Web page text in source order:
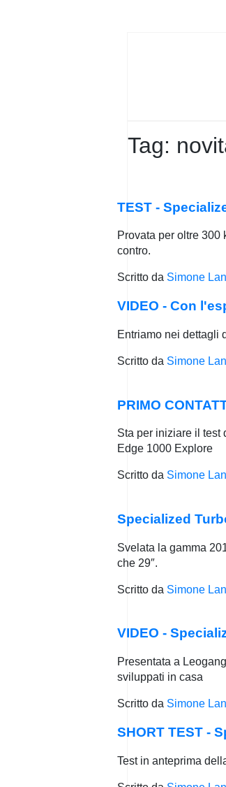
Tag:
TEST -
Provata per oltre
contro.
Scritto da Simone
VIDEO - Con
Entriamo nei dettagli
Scritto da Simone
PRIMO
Sta per iniziare il test
Edge 1000 Explore
Scritto da Simone
Specialized
Svelata la gamma
che 29″.
Scritto da Simone
VIDEO -
Presentata a
sviluppati in casa
Scritto da Simone
SHORT TEST -
Test in anteprima